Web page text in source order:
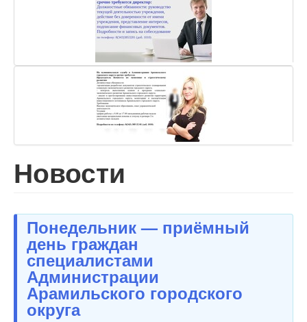
Новости
Понедельник — приёмный
день граждан
специалистами
Администрации
Арамильского городского
округа